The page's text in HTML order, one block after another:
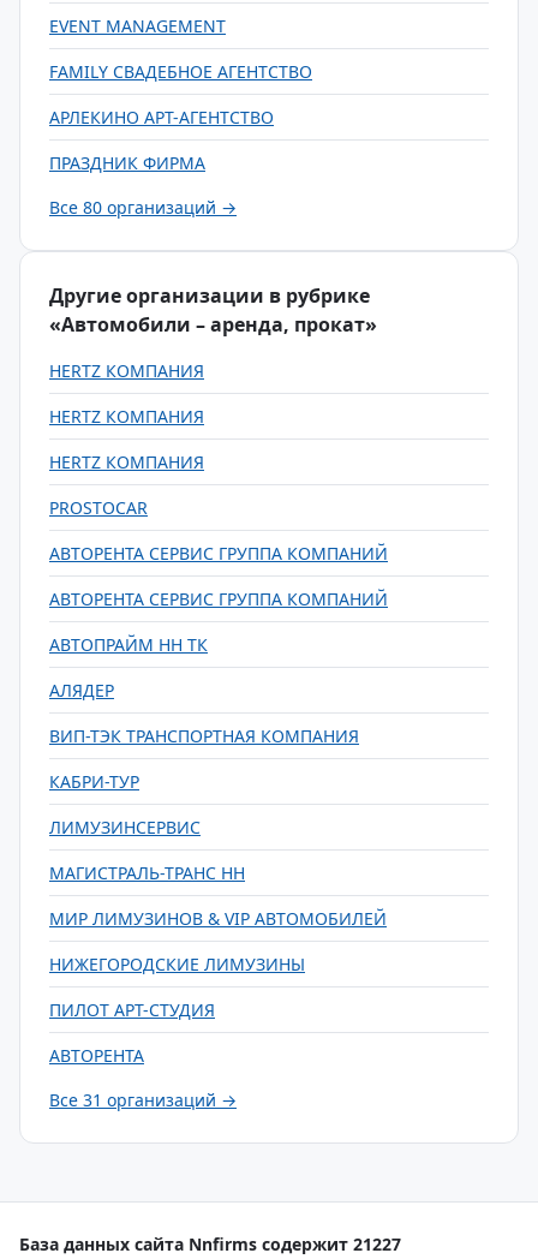
EVENT MANAGEMENT
FAMILY СВАДЕБНОЕ АГЕНТСТВО
АРЛЕКИНО АРТ-АГЕНТСТВО
ПРАЗДНИК ФИРМА
Все 80 организаций →
Другие организации в рубрике
«Автомобили – аренда, прокат»
HERTZ КОМПАНИЯ
HERTZ КОМПАНИЯ
HERTZ КОМПАНИЯ
PROSTOCAR
АВТОРЕНТА СЕРВИС ГРУППА КОМПАНИЙ
АВТОРЕНТА СЕРВИС ГРУППА КОМПАНИЙ
АВТОПРАЙМ НН ТК
АЛЯДЕР
ВИП-ТЭК ТРАНСПОРТНАЯ КОМПАНИЯ
КАБРИ-ТУР
ЛИМУЗИНСЕРВИС
МАГИСТРАЛЬ-ТРАНС НН
МИР ЛИМУЗИНОВ & VIP АВТОМОБИЛЕЙ
НИЖЕГОРОДСКИЕ ЛИМУЗИНЫ
ПИЛОТ АРТ-СТУДИЯ
АВТОРЕНТА
Все 31 организаций →
База данных сайта Nnfirms содержит 21227